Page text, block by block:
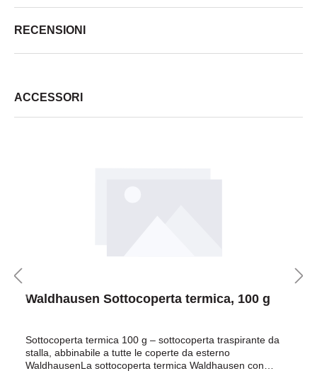
RECENSIONI
ACCESSORI
Waldhausen Sottocoperta termica, 100 g
Sottocoperta termica 100 g – sottocoperta traspirante da
stalla, abbinabile a tutte le coperte da esterno
WaldhausenLa sottocoperta termica Waldhausen con